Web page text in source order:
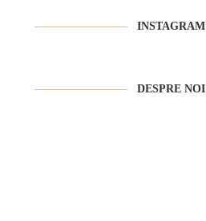
INSTAGRAM
DESPRE NOI